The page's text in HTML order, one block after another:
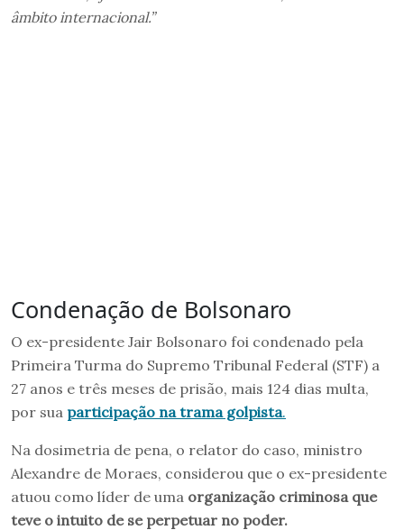
âmbito internacional.”
Condenação de Bolsonaro
O ex-presidente Jair Bolsonaro foi condenado pela
Primeira Turma do Supremo Tribunal Federal (STF) a
27 anos e três meses de prisão, mais 124 dias multa,
por sua participação na trama golpista.
Na dosimetria de pena, o relator do caso, ministro
Alexandre de Moraes, considerou que o ex-presidente
atuou como líder de uma organização criminosa que
teve o intuito de se perpetuar no poder.